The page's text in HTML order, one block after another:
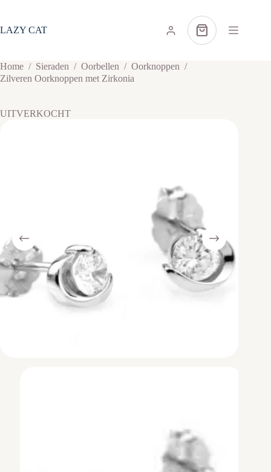
de
LAZY CAT Winkelwagen
Home / Sieraden / Oorbellen / Oorknoppen /
Zilveren Oorknoppen met Zirkonia
UITVERKOCHT